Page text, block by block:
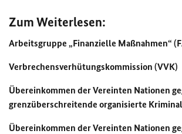
Zum Weiterlesen:
Arbeitsgruppe „Finanzielle Maßnahmen“
Verbrechensverhütungskommission (VVK)
Übereinkommen der Vereinten Nationen
grenzüberschreitende organisierte
Übereinkommen der Vereinten Nationen